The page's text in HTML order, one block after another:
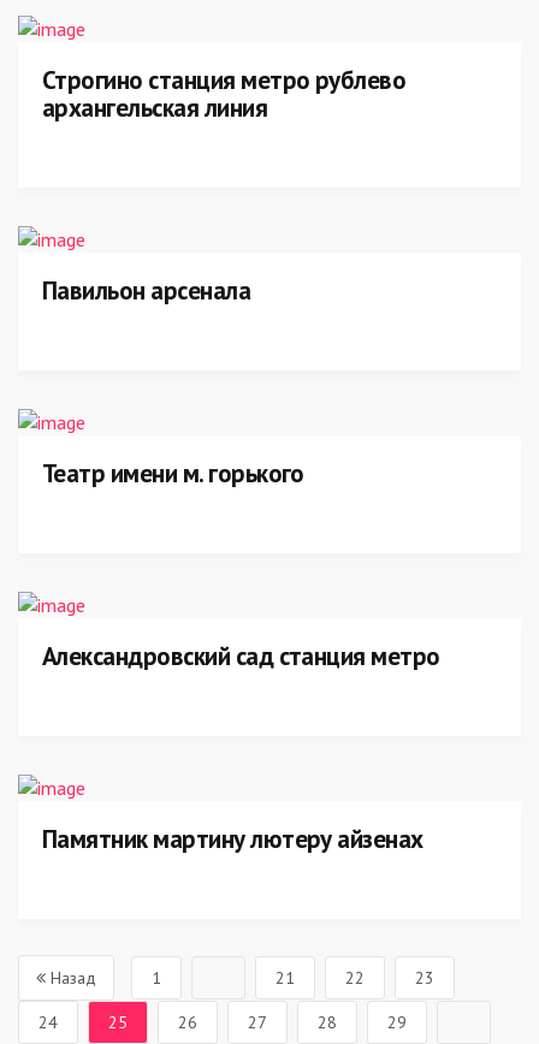
Строгино станция метро рублево
архангельская линия
Павильон арсенала
Театр имени м. горького
Александровский сад станция метро
Памятник мартину лютеру айзенах
Назад 1 21 22 23
24 25 26 27 28 29